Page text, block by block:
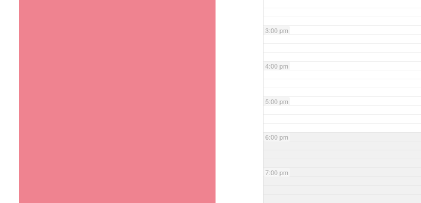
3:00 pm
4:00 pm
5:00 pm
6:00 pm
7:00 pm